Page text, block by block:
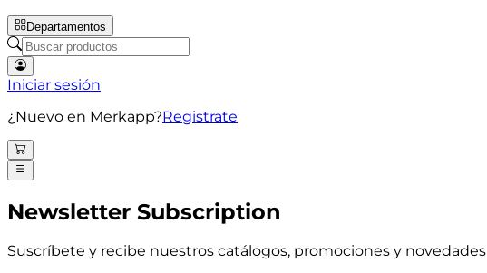
Departamentos
Iniciar sesión
¿Nuevo en Merkapp?Registrate
Newsletter Subscription
Suscríbete y recibe nuestros catálogos, promociones y novedades